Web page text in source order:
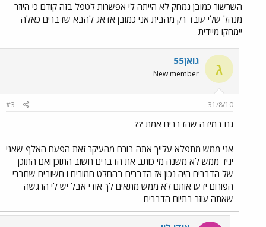
השרשור כמובן נמחק לא הייתה לי אפשרות לטפל בזה קודם כי היוזר
מנהל שלי עובד רק מהבית אני כמובן אדאג להבא שדברים כאלה
יימחקו מיידית
ג גואן55
New member
31/8/10
#3
גם במידה שהדברים אמת ??
אני ממש מתפלא עלייך אתה בורח מהעיקר זאת הפעם האלף שאני
יגיד ממש לא משנה מי כותב את הדברים חשוב התוכן ואם התוכן
של הדברים היה נכון אז הדברים בהחלט חמורים ו חשובים שחברי
הפורום ידעו אותם לא ממש מתאים לך אודי אבל יש לי הרגשה
שאתה עוזר בתיוח הדברים